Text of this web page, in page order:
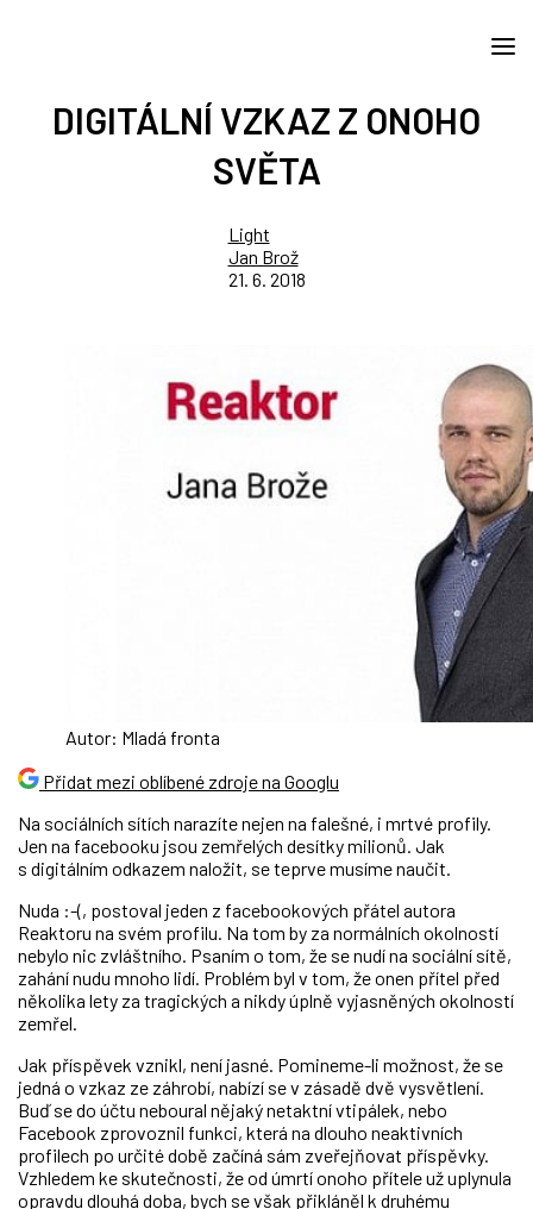
DIGITÁLNÍ VZKAZ Z ONOHO
SVĚTA
Light
Jan Brož
21. 6. 2018
Autor: Mladá fronta
Přidat mezi oblíbené zdroje na Googlu
Na sociálních sítích narazíte nejen na falešné, i mrtvé profily.
Jen na facebooku jsou zemřelých desítky milionů. Jak
s digitálním odkazem naložit, se teprve musíme naučit.
Nuda :-(, postoval jeden z facebookových přátel autora
Reaktoru na svém profilu. Na tom by za normálních okolností
nebylo nic zvláštního. Psaním o tom, že se nudí na sociální sítě,
zahání nudu mnoho lidí. Problém byl v tom, že onen přítel před
několika lety za tragických a nikdy úplně vyjasněných okolností
zemřel.
Jak příspěvek vznikl, není jasné. Pomineme-li možnost, že se
jedná o vzkaz ze záhrobí, nabízí se v zásadě dvě vysvětlení.
Buď se do účtu neboural nějaký netaktní vtipálek, nebo
Facebook zprovoznil funkci, která na dlouho neaktivních
profilech po určité době začíná sám zveřejňovat příspěvky.
Vzhledem ke skutečnosti, že od úmrtí onoho přítele už uplynula
opravdu dlouhá doba, bych se však přikláněl k druhému